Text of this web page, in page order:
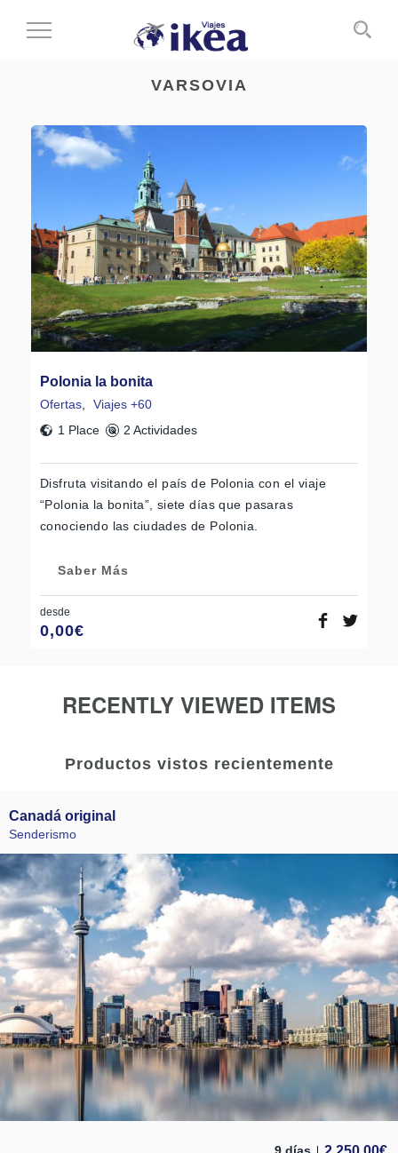
Cambiar
VARSOVIA
Polonia la bonita
Ofertas
Viajes +60
1 Place
2 Actividades
Disfruta visitando el país de Polonia con el viaje
“Polonia la bonita”, siete días que pasaras
conociendo las ciudades de Polonia.
Saber Más
desde
0,00€
RECENTLY VIEWED ITEMS
Productos vistos recientemente
Canadá original
Senderismo